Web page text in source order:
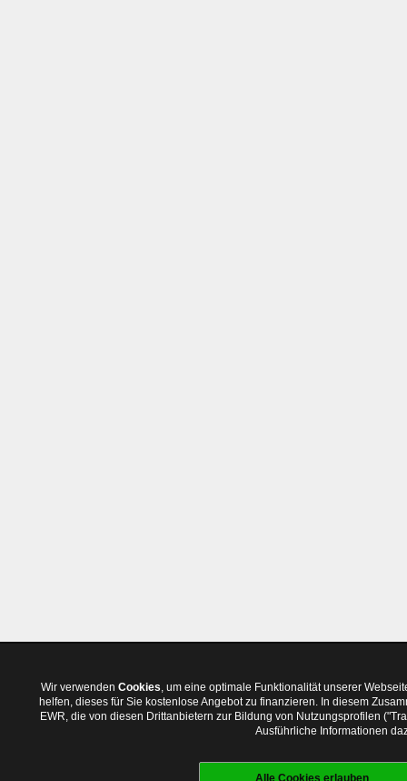
Wir verwenden Cookies, um eine optimale Funktionalität unserer
helfen, dieses für Sie kostenlose Angebot zu finanzieren. In diesem
EWR, die von diesen Drittanbietern zur Bildung von Nutzungsprofilen
Ausführliche Informationen
Alle Cookies erlauben